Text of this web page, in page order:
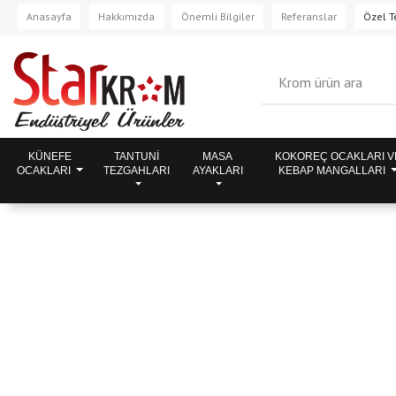
Anasayfa Hakkımızda Önemli Bilgiler Referanslar Özel
KÜNEFE
OCAKLARI
TANTUNİ
TEZGAHLARI
MASA
AYAKLARI
KOKOREÇ OCAKLARI
KEBAP MANGALLARI